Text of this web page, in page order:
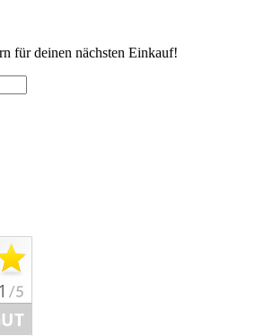
für deinen nächsten Einkauf!